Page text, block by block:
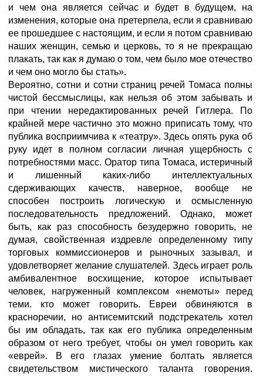
и чем она является сейчас и будет в будущем, на
изменения, которые она претерпела, если я сравниваю
ее прошедшее с настоящим, и если я потом сравниваю
наших женщин, семью и церковь, то я не прекращаю
плакать, так как я думаю о том, чем было мое отечество
и чем оно могло бы стать».
Вероятно, сотни и сотни страниц речей Томаса полны
чистой бессмыслицы, как нельзя об этом забывать и
при чтении нередактированных речей Гитлера. По
крайней мере частично это можно приписать тому, что
публика восприимчива к «театру». Здесь опять рука об
руку идет в полном согласии личная ущербность с
потребностями масс. Оратор типа Томаса, истеричный
и лишенный каких-либо интеллектуальных
сдерживающих качеств, наверное, вообще не
способен построить логическую и осмысленную
последовательность предложений. Однако, может
быть, как раз способность безудержно говорить, не
думая, свойственная издревле определенному типу
торговых коммиссионеров и рыночных зазывал, и
удовлетворяет желание слушателей. Здесь играет роль
амбивалентное восхищение, которое испытывает
человек, нагруженный комплексом «немоты» перед
теми. кто может говорить. Евреи обвиняются в
красноречии, но антисемитский подстрекатель хотел
бы им обладать, так как его публика определенным
образом от него требует, чтобы он умел говорить как
«еврей». В его глазах умение болтать является
свидетельством мистического таланта говорения.